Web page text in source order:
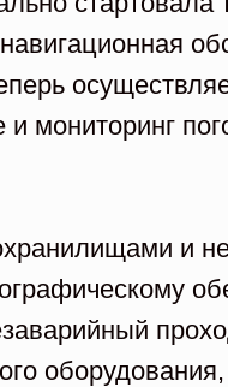
мониторинг
и